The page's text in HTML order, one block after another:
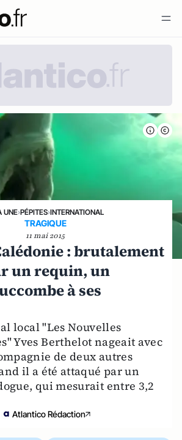
UNE›PÉPITES›INTERNATIONAL
TRAGIQUE
11 mai 2015
: brutalement
un requin, un
à ses
local "Les Nouvelles
Yves Berthelot nageait avec
de deux autres
il a été attaqué par un
qui mesurait entre 3,2
Atlantico Rédaction